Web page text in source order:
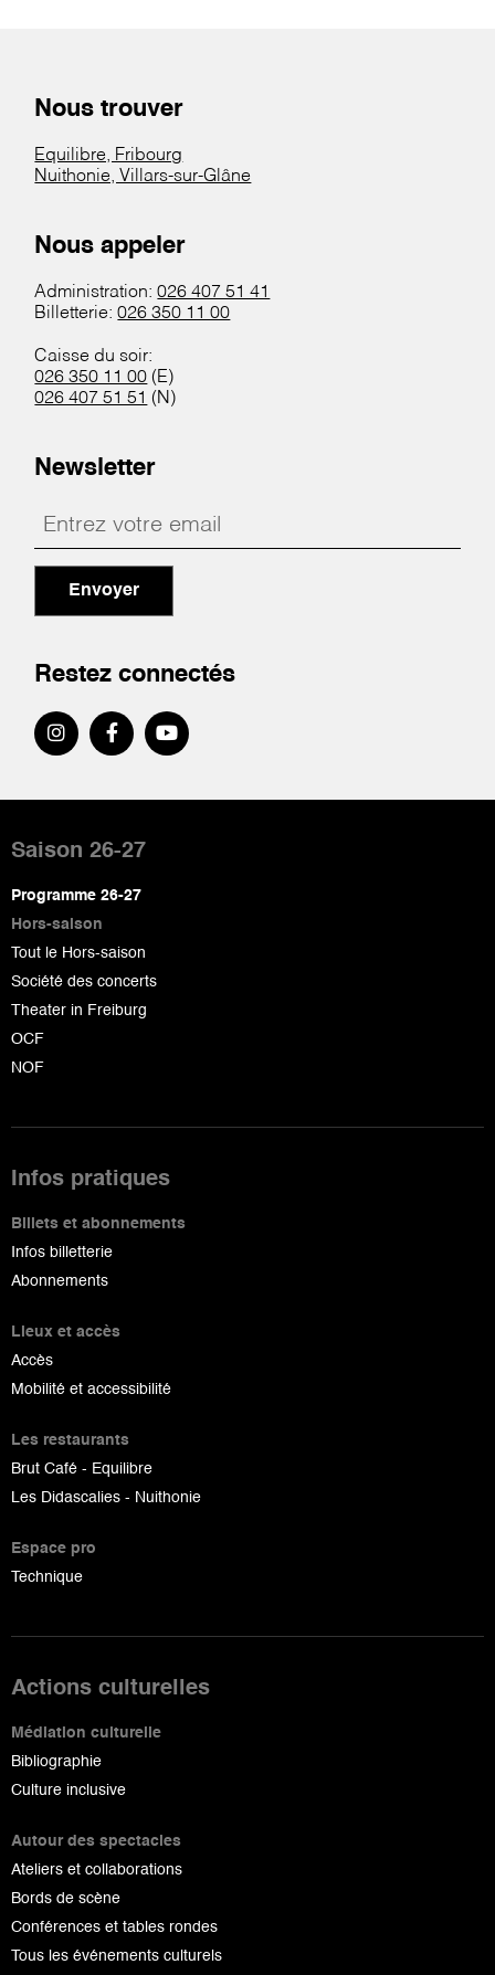
Nous trouver
Equilibre, Fribourg
Nuithonie, Villars-sur-Glâne
Nous appeler
Administration:026 407 51 41
Billetterie:026 350 11 00
Caisse du soir:
026 350 11 00 (E)
026 407 51 51 (N)
Newsletter
Envoyer
Restez connectés
de
page
Saison 26-27
Programme 26-27
Hors-saison
Tout le Hors-saison
Société des concerts
Theater in Freiburg
OCF
NOF
Infos pratiques
Billets et abonnements
Infos billetterie
Abonnements
Lieux et accès
Accès
Mobilité et accessibilité
Les restaurants
Brut Café - Equilibre
Les Didascalies - Nuithonie
Espace pro
Technique
Actions culturelles
Médiation culturelle
Bibliographie
Culture inclusive
Autour des spectacles
Ateliers et collaborations
Bords de scène
Conférences et tables rondes
Tous les événements culturels